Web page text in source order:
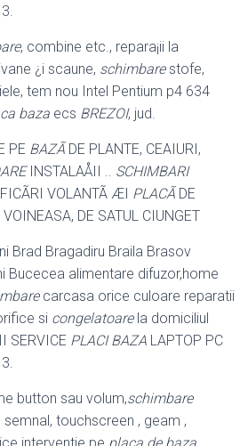
, combine etc., repara¡ii la
¿i scaune, schimbarestofe,
tem nou Intel Pentium p4 634
baza ecs BREZOI, jud.
PE BAZÃ DE PLANTE, CEAIURI,
INSTALAÅII .. SCHIMBARI
VOLANTÃ ÆI PLACÃ DE
DE SATUL CIUNGET
Brad Bragadiru Braila Brasov
Bucecea alimentare difuzor,home
carcasa orice culoare reparatii
si congelatoarela domiciliul
SERVICE PLACI BAZA LAPTOP PC
button sau volum,schimbare
touchscreen , geam ,